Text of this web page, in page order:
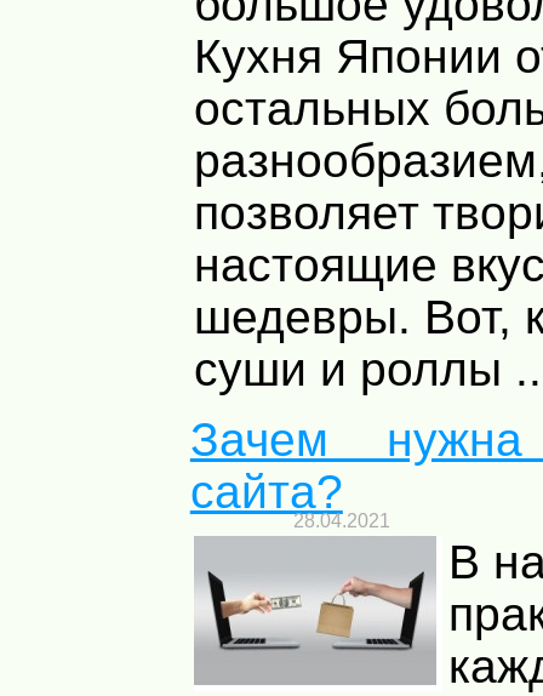
Кухня Японии
остальных
позволяет
настоящие
шедевры. Вот,
суши и роллы
Зачем нужна
сайта?
28.04.2021
В